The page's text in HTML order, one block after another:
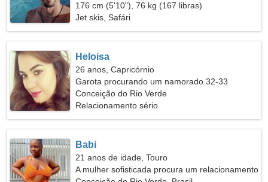
176 cm (5'10"), 76 kg (167 libras)
Jet skis, Safári
Heloisa
26 anos, Capricórnio
Garota procurando um namorado 32-33
Conceição do Rio Verde
Relacionamento sério
Babi
21 anos de idade, Touro
A mulher sofisticada procura um relacionamento